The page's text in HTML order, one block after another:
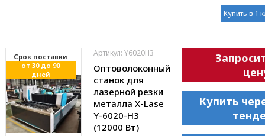
Купить в 1
Cрок поставки
от 30 до 90
дней
Артикул: Y6020H3
Оптоволоконный
станок для
лазерной резки
металла X-Lase
Y-6020-H3
(12000 Вт)
Купить